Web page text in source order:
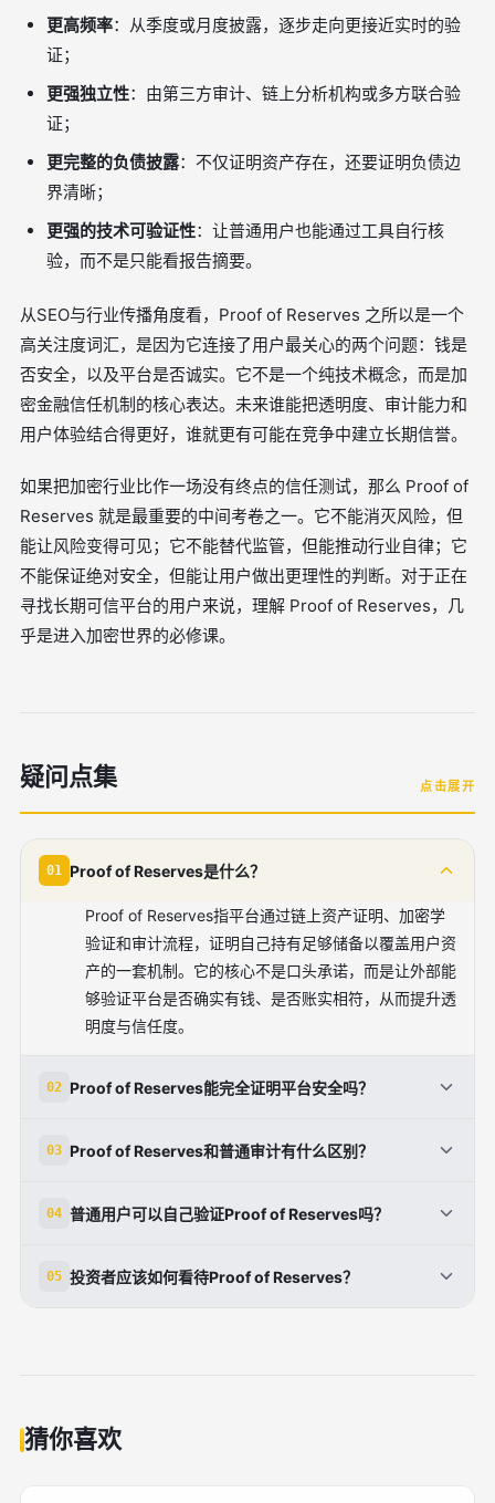
更高频率：从季度或月度披露，逐步走向更接近实时的验
证；
更强独立性：由第三方审计、链上分析机构或多方联合验
证；
更完整的负债披露：不仅证明资产存在，还要证明负债边
界清晰；
更强的技术可验证性：让普通用户也能通过工具自行核
验，而不是只能看报告摘要。
从SEO与行业传播角度看，Proof of Reserves 之所以是一个
高关注度词汇，是因为它连接了用户最关心的两个问题：钱是
否安全，以及平台是否诚实。它不是一个纯技术概念，而是加
密金融信任机制的核心表达。未来谁能把透明度、审计能力和
用户体验结合得更好，谁就更有可能在竞争中建立长期信誉。
如果把加密行业比作一场没有终点的信任测试，那么 Proof of
Reserves 就是最重要的中间考卷之一。它不能消灭风险，但
能让风险变得可见；它不能替代监管，但能推动行业自律；它
不能保证绝对安全，但能让用户做出更理性的判断。对于正在
寻找长期可信平台的用户来说，理解 Proof of Reserves，几
乎是进入加密世界的必修课。
疑问点集 点击展开
01 Proof of Reserves是什么？
Proof of Reserves指平台通过链上资产证明、加密学
验证和审计流程，证明自己持有足够储备以覆盖用户资
产的一套机制。它的核心不是口头承诺，而是让外部能
够验证平台是否确实有钱、是否账实相符，从而提升透
明度与信任度。
02 Proof of Reserves能完全证明平台安全吗？
资产储备状况，但无法完整揭示链下负债、杠杆风险、
具，却不能替代全面审计、风控和监管。
03 Proof of Reserves和普通审计有什么区别？
围更广，但频率较低；Proof of Reserves更强调链上
者互补：一个偏财务合规，一个偏透明验证。
04 普通用户可以自己验证Proof of Reserves吗？
的证明文件、哈希校验或第三方工具验证自己的账户是
05 投资者应该如何看待Proof of Reserves？
猜你喜欢